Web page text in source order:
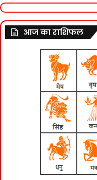
आज का राशिफल